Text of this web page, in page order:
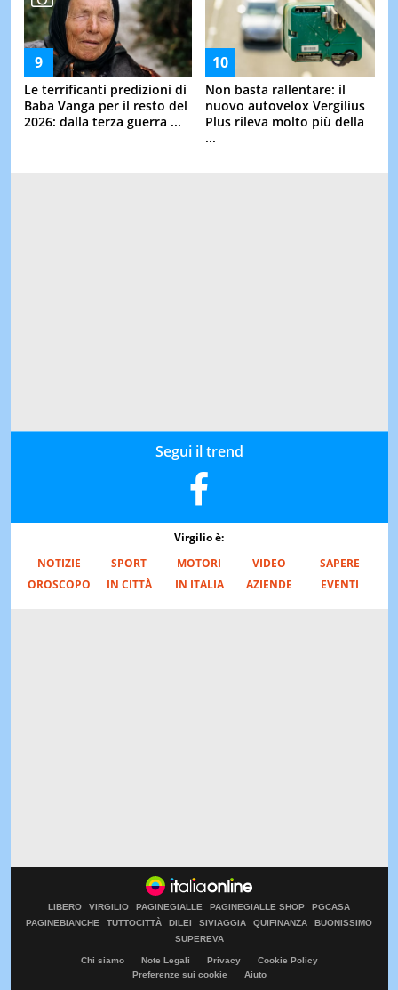
Le terrificanti predizioni di
Baba Vanga per il resto del
2026: dalla terza guerra ...
Non basta rallentare: il
nuovo autovelox Vergilius
Plus rileva molto più della
...
Segui il trend
Virgilio è:
NOTIZIE
SPORT MOTORI VIDEO
SAPERE
OROSCOPO
IN CITTÀ IN ITALIA AZIENDE EVENTI
LIBERO VIRGILIO PAGINEGIALLE PAGINEGIALLE SHOP
PGCASA
PAGINEBIANCHE
TUTTOCITTÀ DILEI SIVIAGGIA QUIFINANZA
BUONISSIMO
SUPEREVA
Chi siamo Note Legali Privacy
Cookie Policy
Preferenze sui cookie
Aiuto